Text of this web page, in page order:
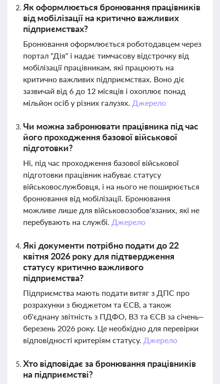
Як оформлюється бронювання працівників
від мобілізації на критично важливих
підприємствах?
Бронювання оформлюється роботодавцем через
портал "Дія" і надає тимчасову відстрочку від
мобілізації працівникам, які працюють на
критично важливих підприємствах. Воно діє
зазвичай від 6 до 12 місяців і охоплює понад
мільйон осіб у різних галузях. Джерело
Чи можна забронювати працівника під час
його проходження базової військової
підготовки?
Ні, під час проходження базової військової
підготовки працівник набуває статусу
військовослужбовця, і на нього не поширюється
бронювання від мобілізації. Бронювання
можливе лише для військовозобов'язаних, які не
перебувають на службі. Джерело
Які документи потрібно подати до 22
квітня 2026 року для підтвердження
статусу критично важливого
підприємства?
Підприємства мають подати витяг з ДПС про
розрахунки з бюджетом та ЄСВ, а також
об'єднану звітність з ПДФО, ВЗ та ЄСВ за січень–
березень 2026 року. Це необхідно для перевірки
відповідності критеріям статусу. Джерело
Хто відповідає за бронювання працівників
на підприємстві?